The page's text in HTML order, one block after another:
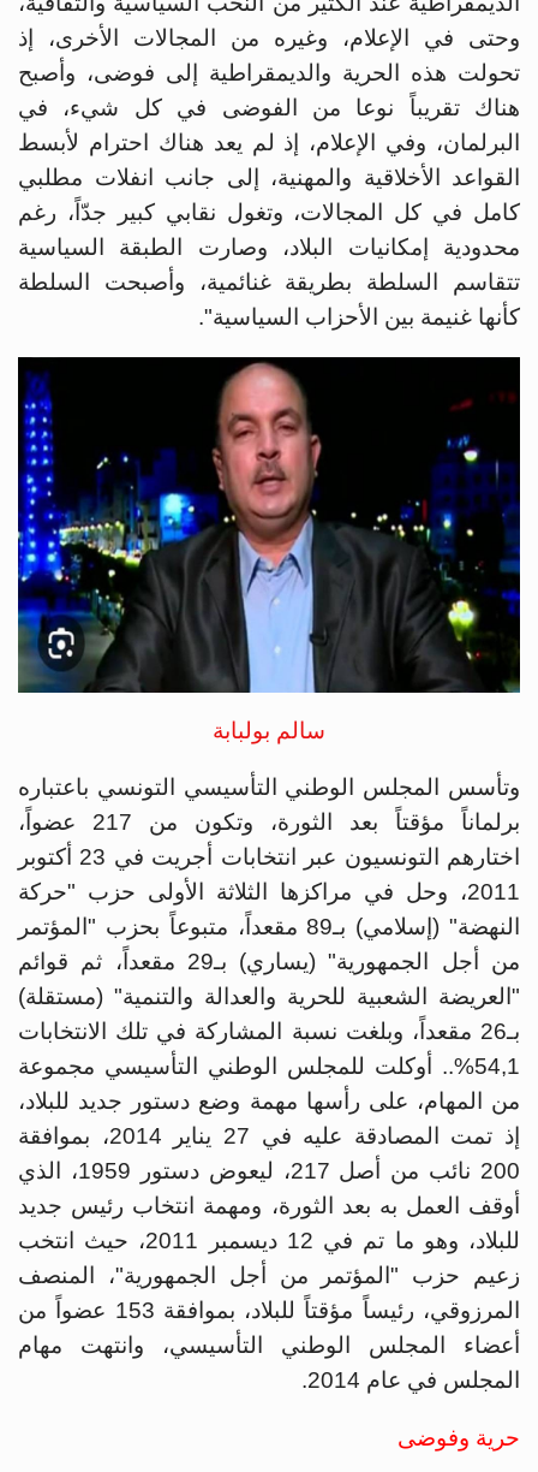
وحتى في الإعلام، وغيره من المجالات الأخرى، إذ
تحولت هذه الحرية والديمقراطية إلى فوضى، وأصبح
هناك تقريباً نوعا من الفوضى في كل شيء، في
البرلمان، وفي الإعلام، إذ لم يعد هناك احترام لأبسط
القواعد الأخلاقية والمهنية، إلى جانب انفلات مطلبي
كامل في كل المجالات، وتغول نقابي كبير جدّاً، رغم
محدودية إمكانيات البلاد، وصارت الطبقة السياسية
تتقاسم السلطة بطريقة غنائمية، وأصبحت السلطة
كأنها غنيمة بين الأحزاب السياسية".
سالم بولبابة
وتأسس المجلس الوطني التأسيسي التونسي باعتباره
برلماناً مؤقتاً بعد الثورة، وتكون من 217 عضواً،
اختارهم التونسيون عبر انتخابات أجريت في 23 أكتوبر
2011، وحل في مراكزها الثلاثة الأولى حزب "حركة
النهضة" (إسلامي) بـ89 مقعداً، متبوعاً بحزب "المؤتمر
من أجل الجمهورية" (يساري) بـ29 مقعداً، ثم قوائم
"العريضة الشعبية للحرية والعدالة والتنمية" (مستقلة)
بـ26 مقعداً، وبلغت نسبة المشاركة في تلك الانتخابات
54,1%.. أوكلت للمجلس الوطني التأسيسي مجموعة
من المهام، على رأسها مهمة وضع دستور جديد للبلاد،
إذ تمت المصادقة عليه في 27 يناير 2014، بموافقة
200 نائب من أصل 217، ليعوض دستور 1959، الذي
أوقف العمل به بعد الثورة، ومهمة انتخاب رئيس جديد
للبلاد، وهو ما تم في 12 ديسمبر 2011، حيث انتخب
زعيم حزب "المؤتمر من أجل الجمهورية"، المنصف
المرزوقي، رئيساً مؤقتاً للبلاد، بموافقة 153 عضواً من
أعضاء المجلس الوطني التأسيسي، وانتهت مهام
المجلس في عام 2014.
حرية وفوضى